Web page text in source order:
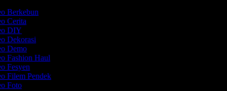
Berkebun
Cerita
DIY
Dekorasi
Demo
Fashion Haul
Fesyen
Filem Pendek
Foto